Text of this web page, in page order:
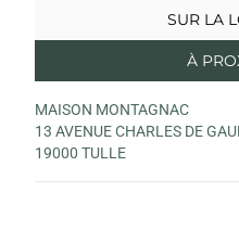
SUR LA
À
MAISON MONTAGNAC
13 AVENUE CHARLES DE
19000 TULLE